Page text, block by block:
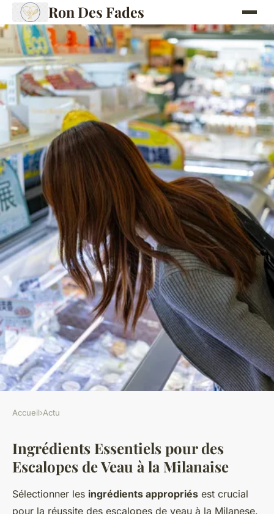
Ron Des Fades
Astuces Infaillibles pour des
Escalopes de Veau à la
Milanaise avec une Panure
Accueil›Actu
Ingrédients Essentiels pour des
Escalopes de Veau à la Milanaise
Sélectionner les ingrédients appropriés est crucial
pour la réussite des escalopes de veau à la Milanese.